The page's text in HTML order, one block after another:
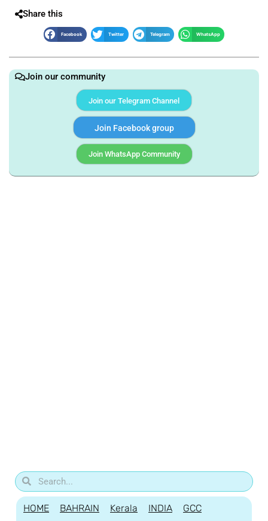
Share this
Facebook Twitter Telegram WhatsApp
Join our community
Join our Telegram Channel
Join Facebook group
Join WhatsApp Community
HOME BAHRAIN Kerala INDIA GCC